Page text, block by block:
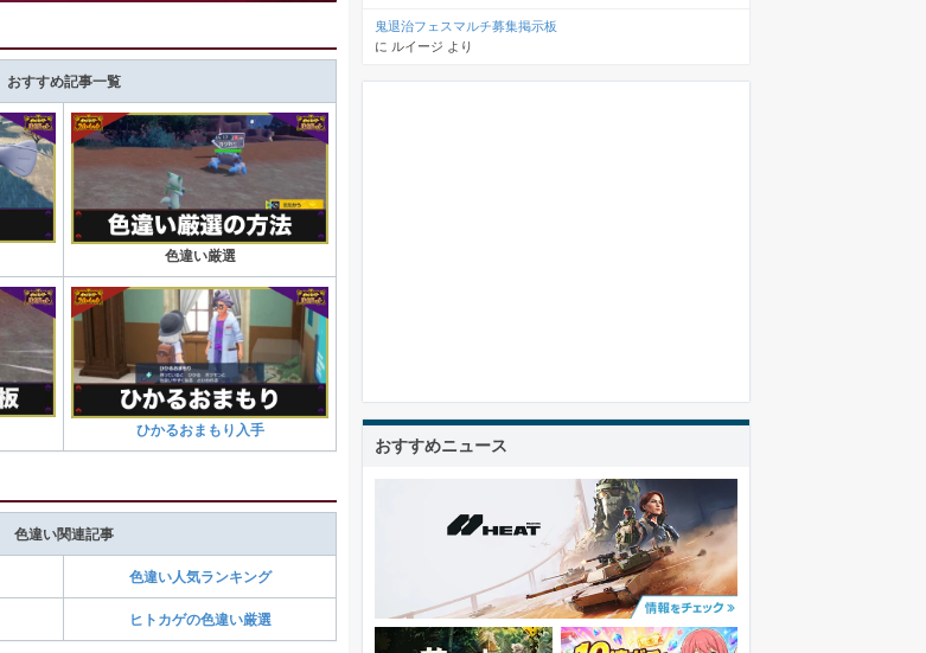
おすすめ記事一覧
色違い厳選
ひかるおまもり入手
色違い関連記事
色違い人気ランキング
ヒトカゲの色違い厳選
鬼退治フェスマルチ募集掲示板
に ルイージ より
おすすめニュース